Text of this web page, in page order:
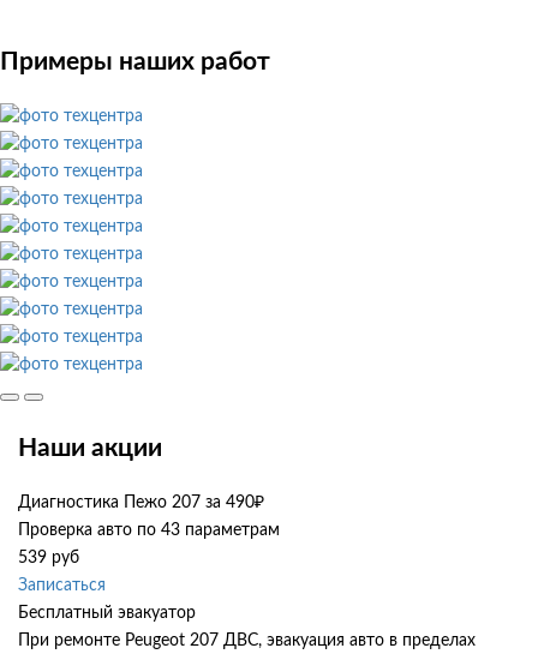
Примеры наших работ
Наши акции
Диагностика Пежо 207 за 490₽
Проверка авто по 43 параметрам
539 руб
Записаться
Бесплатный эвакуатор
При ремонте Peugeot 207 ДВС, эвакуация авто в пределах